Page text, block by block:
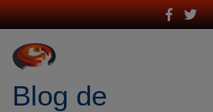
Saltar
al
contenido
Blog de